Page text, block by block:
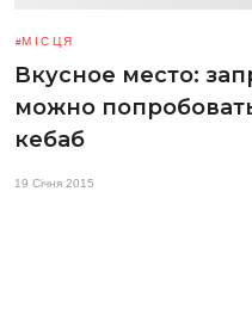
МІСЦЯ
Вкусное место:
можно
кебаб
19 Січня 2015